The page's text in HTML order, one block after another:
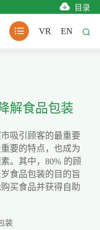
 目录
 VR EN 
解食品包装
吸引顾客的最重要
要的特点，也成为
。其中，80% 的顾
食品包装的目的旨
买食品并获得自助